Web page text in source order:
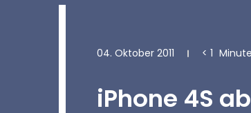
04. Oktober 2011 < 1
iPhone 4S